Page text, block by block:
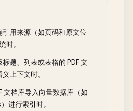
引用来源（如页码和原文位
时。
题、列表或表格的 PDF 文
上下文时。
文档库导入向量数据库（如
进行索引时。